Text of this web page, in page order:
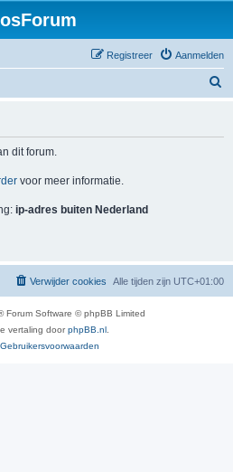
Aanmelden
Registreer
dit forum.
voor meer informatie.
ip-adres buiten Nederland
Alle tijden zijn UTC+01:00
Verwijder cookies
Forum Software © phpBB Limited
vertaling doorphpBB.nl
Gebruikersvoorwaarden